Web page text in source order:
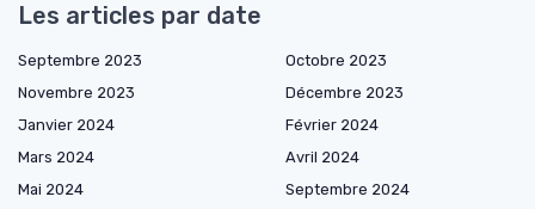
Les articles par date
Septembre 2023
Octobre 2023
Novembre 2023
Décembre 2023
Janvier 2024
Février 2024
Mars 2024
Avril 2024
Mai 2024
Septembre 2024